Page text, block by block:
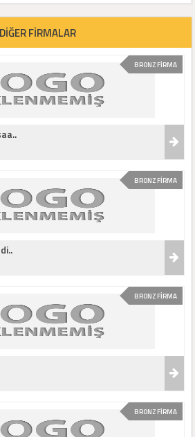
FİRMALAR
BRONZ FİRMA
BRONZ FİRMA
BRONZ FİRMA
BRONZ FİRMA